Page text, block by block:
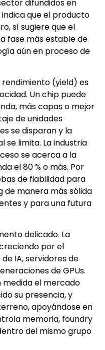
difundidos en
que el producto
sí sugiere que el
fase más estable de
aún en proceso de
rendimiento (yield) es
Un chip puede
más capas o mejor
de unidades
se disparan y la
se limita. La industria
se acerca a la
el 80 % o más. Por
de fiabilidad para
de manera más sólida
y para una futura
delicado. La
por el
IA, servidores de
de GPUs.
medida el mercado
su presencia, y
apoyándose en
memoria, foundry
del mismo grupo